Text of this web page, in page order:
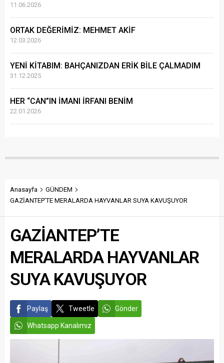
11.06.2026
ORTAK DEĞERİMİZ: MEHMET AKİF
12.03.2026
YENİ KİTABIM: BAHÇANIZDAN ERİK BİLE ÇALMADIM
31.12.2025
HER “CAN”IN İMANI İRFANI BENİM
22.01.2026
Anasayfa
GÜNDEM
GAZİANTEP’TE MERALARDA HAYVANLAR SUYA KAVUŞUYOR
GAZİANTEP’TE
MERALARDA HAYVANLAR
SUYA KAVUŞUYOR
Paylaş Tweetle Gönder
Whatsapp Kanalımız